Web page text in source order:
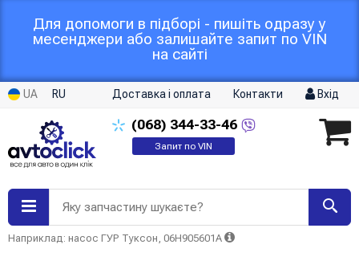
Для допомоги в підборі - пишіть одразу у
месенджери або залишайте запит по VIN
на сайті
UA RU Доставка і оплата Контакти Вхід
(068) 344-33-46
Запит по VIN
Яку запчастину шукаєте?
Наприклад: насос ГУР Туксон, 06H905601A